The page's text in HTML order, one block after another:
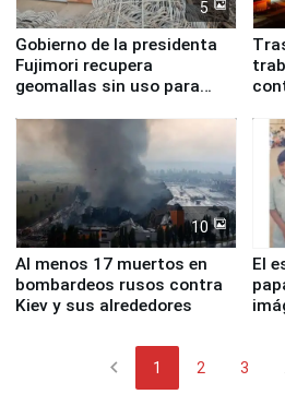
5
Gobierno de la presidenta
Fujimori recupera
geomallas sin uso para
Fenómeno El Niño
de
10
Al menos 17 muertos en
bombardeos rusos contra
Kiev y sus alrededores
El
chevron_left 1 2 3